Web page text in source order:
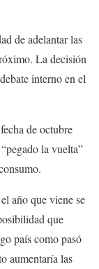
de adelantar las
La decisión
interno en el
de octubre
la vuelta”
año que viene se
que
país como pasó
aumentaría las